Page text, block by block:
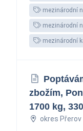
mezinárodní
mezinárodní
mezinárodní
zbožím,
1700 kg,
okres Přerov